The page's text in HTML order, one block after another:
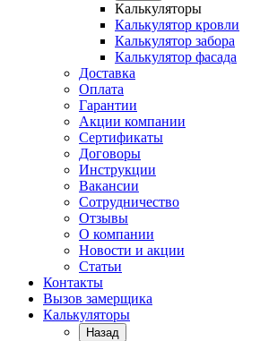
Калькуляторы
Калькулятор кровли
Калькулятор забора
Калькулятор фасада
Доставка
Оплата
Гарантии
Акции компании
Сертификаты
Договоры
Инструкции
Вакансии
Сотрудничество
Отзывы
О компании
Новости и акции
Статьи
Контакты
Вызов замерщика
Калькуляторы
Назад